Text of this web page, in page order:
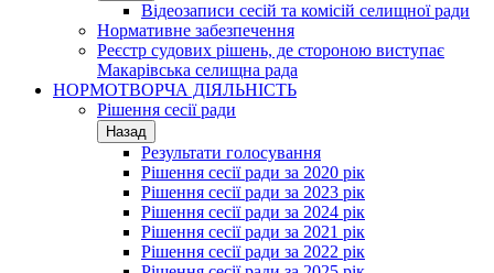
Відеозаписи сесій та комісій селищної ради
Нормативне забезпечення
Реєстр судових рішень, де стороною виступає
Макарівська селищна рада
НОРМОТВОРЧА ДІЯЛЬНІСТЬ
Рішення сесії ради
Назад
Результати голосування
Рішення сесії ради за 2020 рік
Рішення сесії ради за 2023 рік
Рішення сесії ради за 2024 рік
Рішення сесії ради за 2021 рік
Рішення сесії ради за 2022 рік